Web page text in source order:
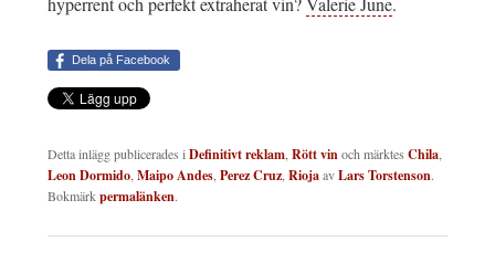
Dela på Facebook
Detta inlägg publicerades i Definitivt reklam Rött vinoch märktes Chila
Leon Dormido Maipo Andes Perez Cruz RiojaavLars Torstenson.
Bokmärkpermalänken.